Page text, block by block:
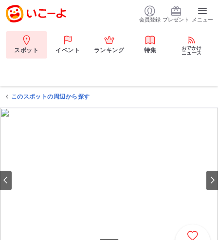
会員登録 プレゼント メニュー
スポット イベント ランキング 特集
おでかけ
ニュース
このスポットの周辺から探す